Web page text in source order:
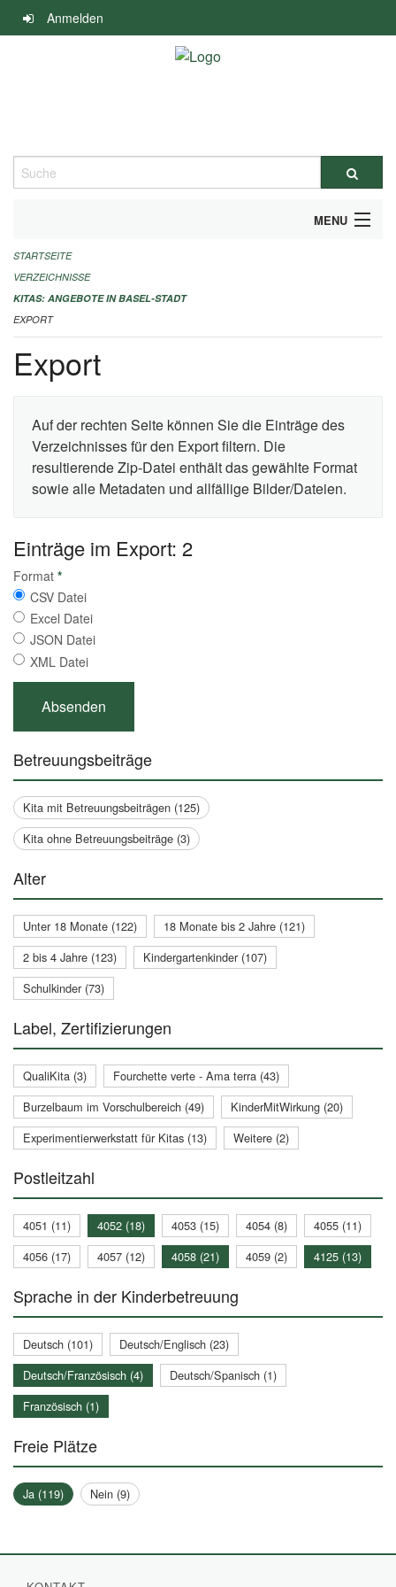
Navigation
überspringen
Anmelden
Suche
MENU
ALLGEMEINE INFORMATIONEN
IMPRESSUM
STARTSEITE
VERZEICHNISSE
KITAS: ANGEBOTE IN BASEL-STADT
EXPORT
Export
Auf der rechten Seite können Sie die Einträge des
Verzeichnisses für den Export filtern. Die
resultierende Zip-Datei enthält das gewählte Format
sowie alle Metadaten und allfällige Bilder/Dateien.
Einträge im Export: 2
Format *
CSV Datei
Excel Datei
JSON Datei
XML Datei
Betreuungsbeiträge
Kita mit Betreuungsbeiträgen (125)
Kita ohne Betreuungsbeiträge (3)
Alter
Unter 18 Monate (122)
18 Monate bis 2 Jahre (121)
2 bis 4 Jahre (123)
Kindergartenkinder (107)
Schulkinder (73)
Label, Zertifizierungen
QualiKita (3)
Fourchette verte - Ama terra (43)
Burzelbaum im Vorschulbereich (49)
KinderMitWirkung (20)
Experimentierwerkstatt für Kitas (13)
Weitere (2)
Postleitzahl
4051 (11) 4052 (18) 4053 (15) 4054 (8)
4055 (11)
4056 (17)
4057 (12) 4058 (21) 4059 (2) 4125 (13)
Sprache in der Kinderbetreuung
Deutsch (101)
Deutsch/Englisch (23)
Deutsch/Französisch (4)
Deutsch/Spanisch (1)
Französisch (1)
Freie Plätze
Ja (119) Nein (9)